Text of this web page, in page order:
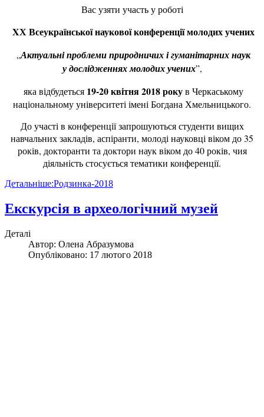
Вас узяти участь у роботі
XХ Всеукраїнської наукової конференції молодих учених
„Актуальні проблеми природничих і гуманітарних наук
у дослідженнях молодих учених”,
яка відбудеться 19-20 квітня 2018 рокув Черкаському
національному університеті імені Богдана Хмельницького.
До участі в конференції запрошуються студенти вищих
навчальних закладів, аспіранти, молоді науковці віком до 35
років, докторанти та доктори наук віком до 40 років, чия
діяльність стосується тематики конференції.
Детальніше:Родзинка-2018
Екскурсія в археологічний музей
Деталі
Автор: Олена Абразумова
Опубліковано: 17 лютого 2018